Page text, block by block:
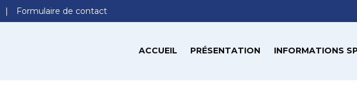
Formulaire de contact
ACCUEIL PRÉSENTATION INFORMATIONS